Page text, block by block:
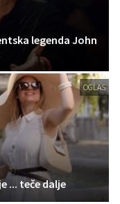
legenda John
OGLAS
... teče dalje